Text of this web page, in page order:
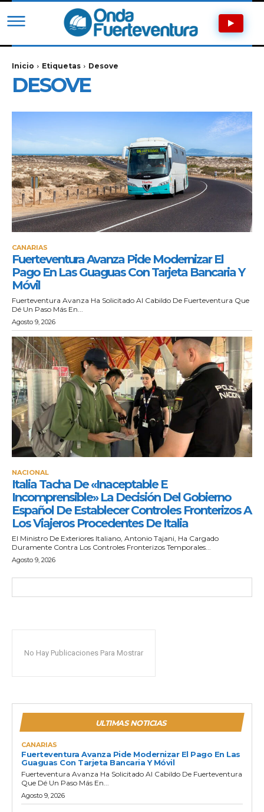
Inicio Etiquetas Desove
DESOVE
CANARIAS
Fuerteventura Avanza Pide Modernizar El
Pago En Las Guaguas Con Tarjeta Bancaria Y
Móvil
Fuerteventura Avanza Ha Solicitado Al Cabildo De Fuerteventura Que
Dé Un Paso Más En...
Agosto 9, 2026
NACIONAL
Italia Tacha De «inaceptable E
Incomprensible» La Decisión Del Gobierno
Español De Establecer Controles Fronterizos A
Los Viajeros Procedentes De Italia
El Ministro De Exteriores Italiano, Antonio Tajani, Ha Cargado
Duramente Contra Los Controles Fronterizos Temporales...
Agosto 9, 2026
No Hay Publicaciones Para Mostrar
ULTIMAS NOTICIAS
CANARIAS
Fuerteventura Avanza Pide Modernizar El Pago En Las
Guaguas Con Tarjeta Bancaria Y Móvil
Fuerteventura Avanza Ha Solicitado Al Cabildo De Fuerteventura
Que Dé Un Paso Más En...
Agosto 9, 2026